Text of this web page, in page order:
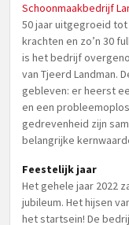
Schoonmaakbedrijf
50 jaar uitgegroeid
krachten en zo’n 30
is het bedrijf
van Tjeerd Landman.
gebleven: er heerst
en een
gedrevenheid zijn
belangrijke
Feestelijk jaar
Het gehele jaar 2022
jubileum. Het hijsen
het startsein! De